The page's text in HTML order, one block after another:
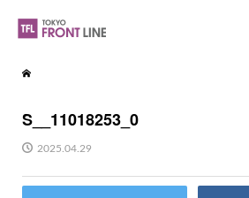
S__11018253_0
2025.04.29